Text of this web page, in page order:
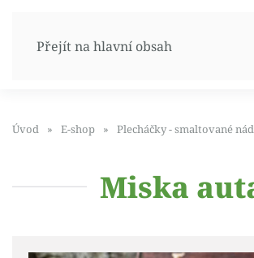
Přejít na hlavní obsah
Úvod E-shop Plecháčky - smaltované
Miska